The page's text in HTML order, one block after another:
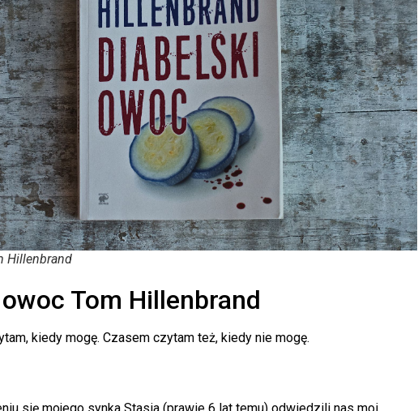
Hillenbrand
Tom Hillenbrand
kiedy mogę. Czasem czytam też, kiedy nie mogę.